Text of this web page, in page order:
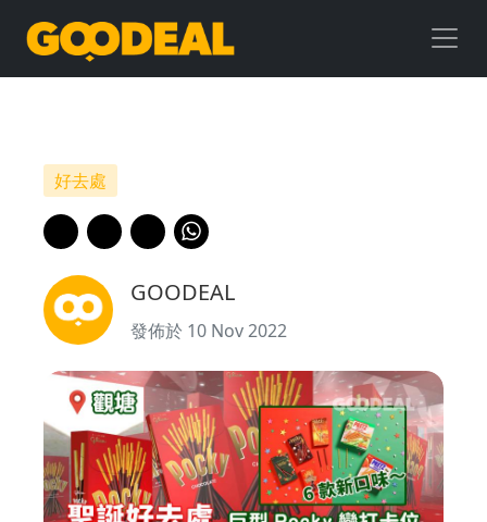
聖
誕
Pocky
好去處
GOODEAL
發佈於 10 Nov 2022